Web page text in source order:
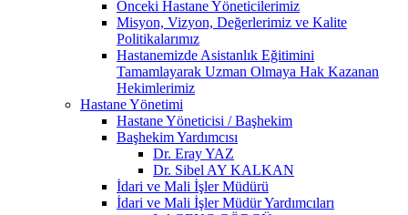
Önceki Hastane Yöneticilerimiz
Misyon, Vizyon, Değerlerimiz ve Kalite
Politikalarımız
Hastanemizde Asistanlık Eğitimini
Tamamlayarak Uzman Olmaya Hak Kazanan
Hekimlerimiz
Hastane Yönetimi
Hastane Yöneticisi / Başhekim
Başhekim Yardımcısı
Dr. Eray YAZ
Dr. Sibel AY KALKAN
İdari ve Mali İşler Müdürü
İdari ve Mali İşler Müdür Yardımcıları